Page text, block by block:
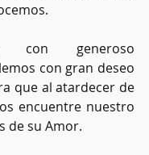
con generoso
con gran deseo
que al atardecer de
encuentre nuestro
de su Amor.